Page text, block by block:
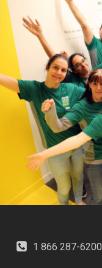
1 866 287-6200